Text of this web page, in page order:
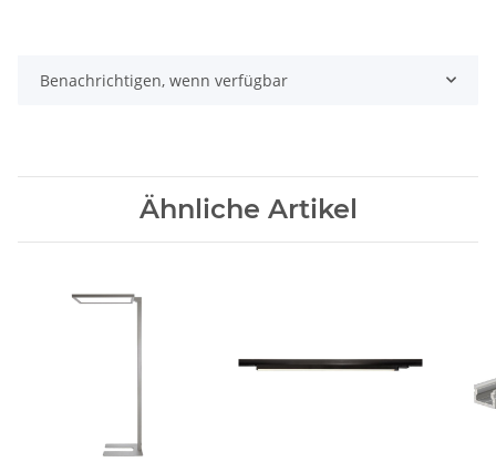
Benachrichtigen, wenn verfügbar
Ähnliche Artikel